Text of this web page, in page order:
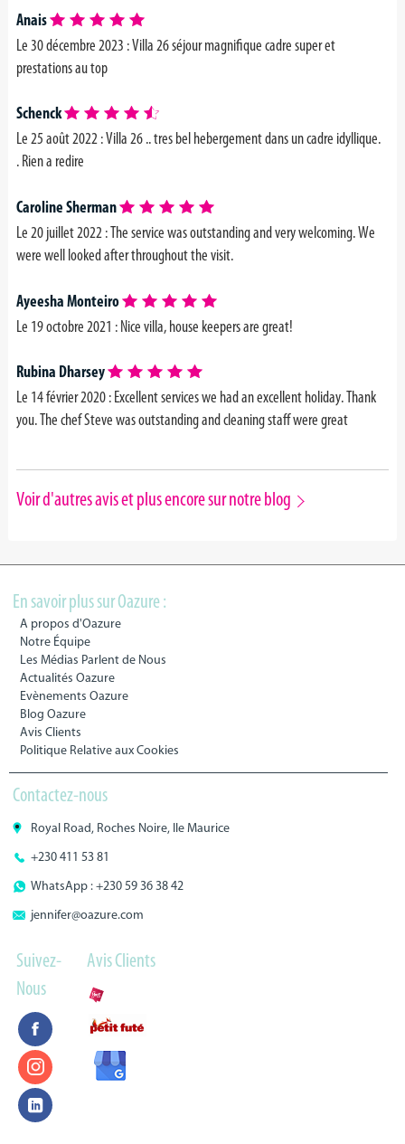
Anais
Le 30 décembre 2023 :Villa 26 séjour magnifique cadre super et
prestations au top
Schenck
Le 25 août 2022 : Villa 26 .. tres bel hebergement dans un cadre idyllique.
. Rien a redire
Caroline Sherman
Le 20 juillet 2022 :The service was outstanding and very welcoming. We
were well looked after throughout the visit.
Ayeesha Monteiro
Le 19 octobre 2021 : Nice villa, house keepers are great!
Rubina Dharsey
Le 14 février 2020 : Excellent services we had an excellent holiday. Thank
you. The chef Steve was outstanding and cleaning staff were great
Voir d'autres avis et plus encore sur notre blog
En savoir plus sur Oazure :
A propos d'Oazure
Notre Équipe
Les Médias Parlent de Nous
Actualités Oazure
Evènements Oazure
Blog Oazure
Avis Clients
Politique Relative aux Cookies
Contactez-nous
Royal Road, Roches Noire, Ile Maurice
+230 411 53 81
WhatsApp : +230 59 36 38 42
jennifer@oazure.com
Suivez-
Nous
Avis Clients